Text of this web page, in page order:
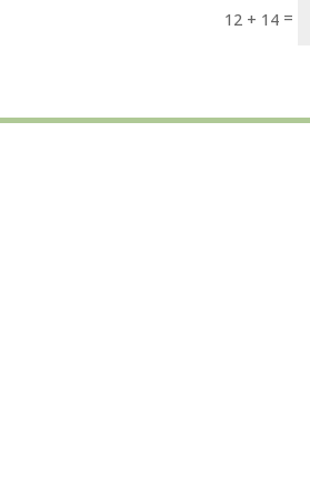
12 + 14 =